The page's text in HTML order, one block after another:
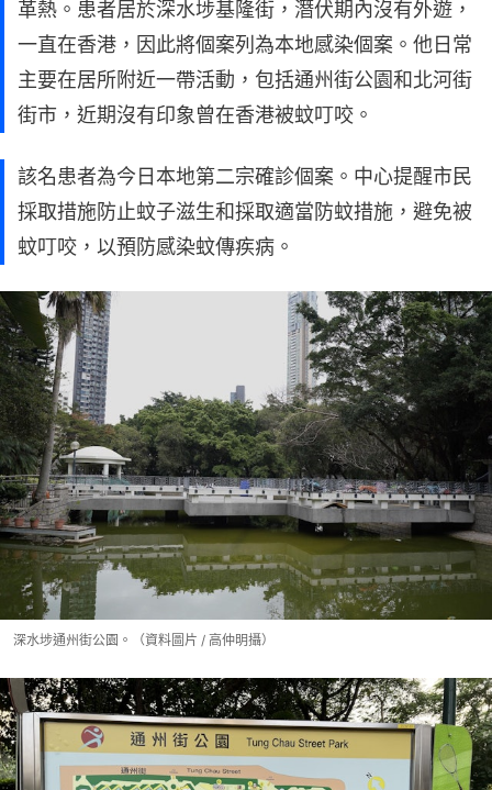
革熱。患者居於深水埗基隆街，潛伏期內沒有外遊，
一直在香港，因此將個案列為本地感染個案。他日常
主要在居所附近一帶活動，包括通州街公園和北河街
街市，近期沒有印象曾在香港被蚊叮咬。
該名患者為今日本地第二宗確診個案。中心提醒市民
採取措施防止蚊子滋生和採取適當防蚊措施，避免被
蚊叮咬，以預防感染蚊傳疾病。
深水埗通州街公園。（資料圖片 / 高仲明攝）